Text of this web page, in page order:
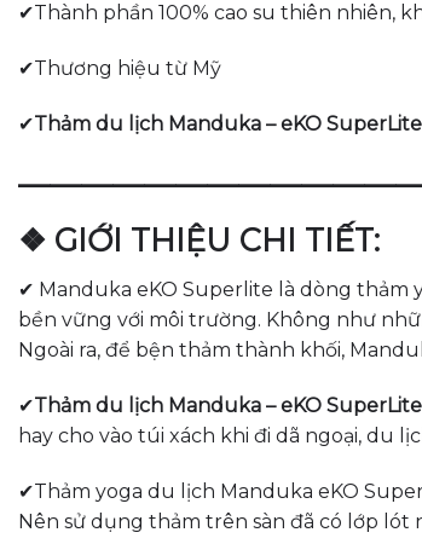
✔Thành phần 100% cao su thiên nhiên,
✔Thương hiệu từ Mỹ
✔Thảm du lịch Manduka – eKO SuperLite
❖ GIỚI THIỆU CHI TIẾT:
✔ Manduka eKO Superlite là dòng thảm
bền vững với môi trường. Không như
Ngoài ra, để bện thảm thành khối,
✔Thảm du lịch Manduka – eKO SuperLite
hay cho vào túi xách khi đi dã ngoại, du
✔Thảm yoga du lịch Manduka eKO
Nên sử dụng thảm trên sàn đã có lớp